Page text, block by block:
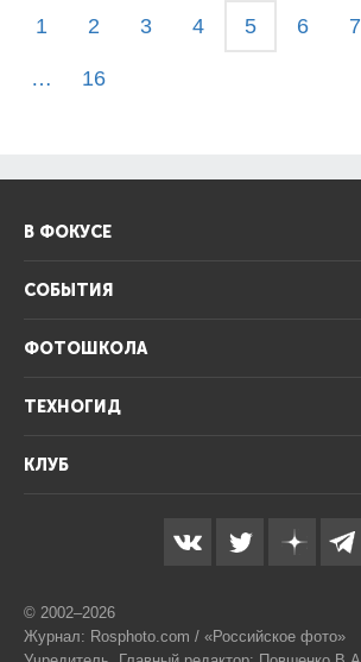
1 2 3 4 5 6 7
… 16
В ФОКУСЕ
СОБЫТИЯ
ФОТОШКОЛА
ТЕХНОГИД
КЛУБ
© 2002–2026
Журнал: Rosphoto.com / «Российское фото»